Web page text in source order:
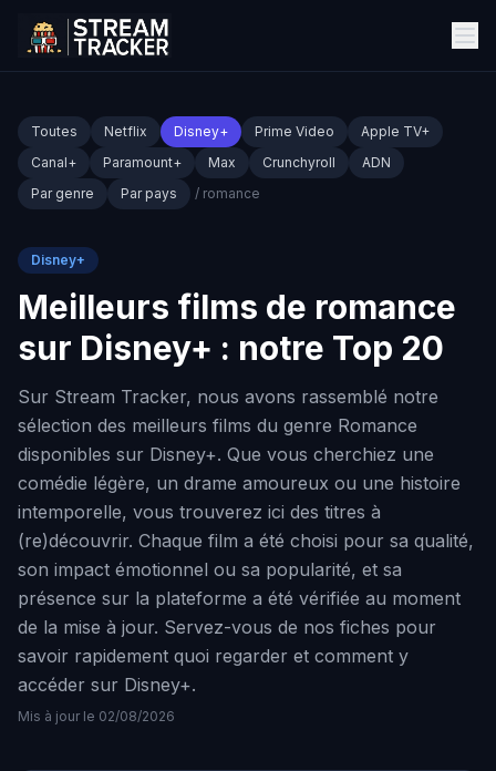
Toutes Netflix Disney+ Prime Video
Apple TV+
Canal+
Paramount+ Max Crunchyroll
ADN
Par genre
Par pays / romance
Disney+
Meilleurs films de romance
sur Disney+ : notre Top 20
Sur Stream Tracker, nous avons rassemblé notre
sélection des meilleurs films du genre Romance
disponibles sur Disney+. Que vous cherchiez une
comédie légère, un drame amoureux ou une histoire
intemporelle, vous trouverez ici des titres à
(re)découvrir. Chaque film a été choisi pour sa qualité,
son impact émotionnel ou sa popularité, et sa
présence sur la plateforme a été vérifiée au moment
de la mise à jour. Servez-vous de nos fiches pour
savoir rapidement quoi regarder et comment y
accéder sur Disney+.
Mis à jour le 02/08/2026